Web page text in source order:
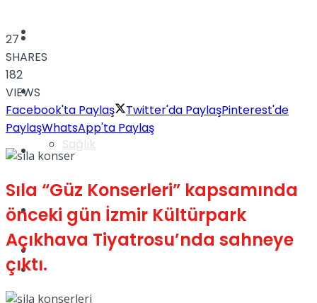
Sağlık
TV
Türkiye
Müzik
Sinema
Tatil
27
SHARES
182
VIEWS
Facebook'ta Paylaş
Twitter'da PaylaşPinterest'de
PaylaşWhatsApp'ta Paylaş
Sıla “Güz Konserleri” kapsamında
önceki gün İzmir Kültürpark
Açıkhava Tiyatrosu’nda sahneye
çıktı.